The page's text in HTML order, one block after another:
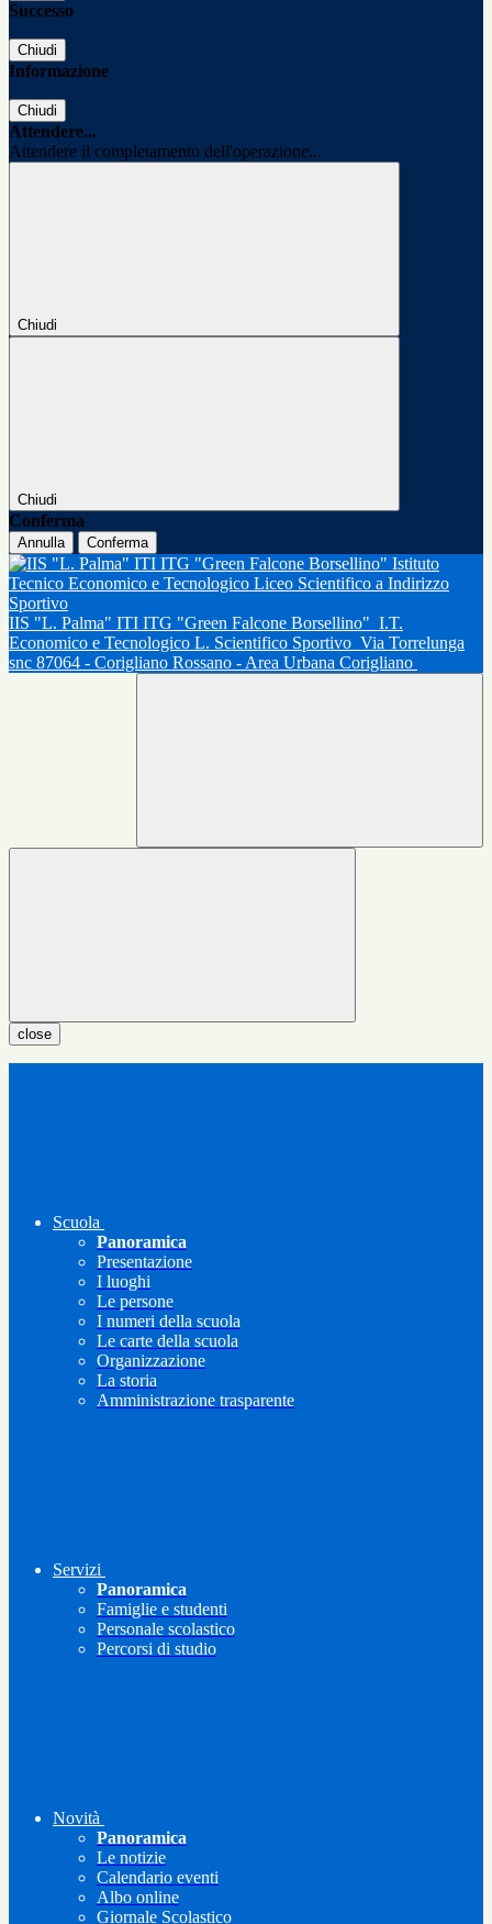
Successo
Chiudi
Informazione
Chiudi
Attendere...
Attendere il completamento dell'operazione...
Chiudi
Chiudi
Conferma
Annulla Conferma
IIS "L. Palma" ITI ITG "Green Falcone Borsellino" I.T.
Economico e Tecnologico L. Scientifico Sportivo Via Torrelunga
snc 87064 - Corigliano Rossano - Area Urbana Corigliano
close
Scuola
Panoramica
Presentazione
I luoghi
Le persone
I numeri della scuola
Le carte della scuola
Organizzazione
La storia
Amministrazione trasparente
Servizi
Panoramica
Famiglie e studenti
Personale scolastico
Percorsi di studio
Novità
Panoramica
Le notizie
Calendario eventi
Albo online
Giornale Scolastico